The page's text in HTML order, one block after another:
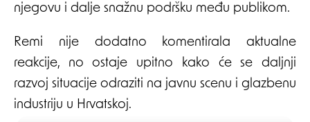
njegovu i dalje snažnu podršku među publikom.
Remi nije dodatno komentirala aktualne
reakcije, no ostaje upitno kako će se daljnji
razvoj situacije odraziti na javnu scenu i glazbenu
industriju u Hrvatskoj.